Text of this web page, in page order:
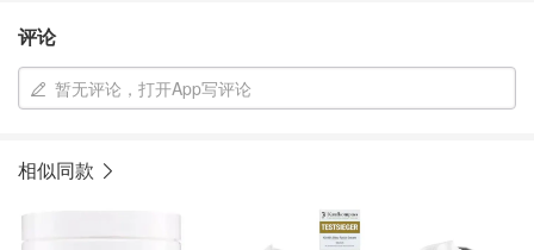
评论
暂无评论，打开App写评论
相似同款